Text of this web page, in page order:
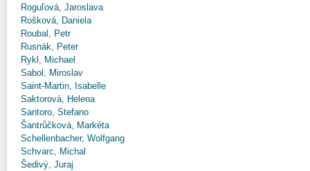
Roguľová, Jaroslava
Rošková, Daniela
Roubal, Petr
Rusnák, Peter
Rykl, Michael
Sabol, Miroslav
Saint-Martin, Isabelle
Saktorová, Helena
Santoro, Stefano
Šantrůčková, Markéta
Schellenbacher, Wolfgang
Schvarc, Michal
Šedivý, Juraj